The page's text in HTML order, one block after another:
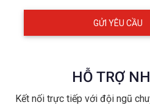
HỖ TRỢ
Kết nối trực tiếp với đội ngũ